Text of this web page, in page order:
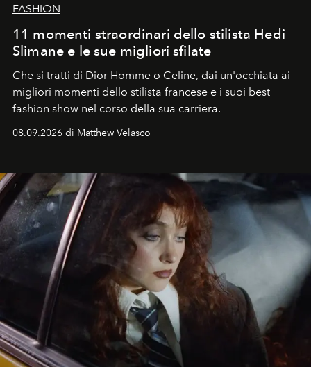
FASHION
11 momenti straordinari dello stilista Hedi
Slimane e le sue migliori sfilate
Che si tratti di Dior Homme o Celine, dai un'occhiata ai
migliori momenti dello stilista francese e i suoi best
fashion show nel corso della sua carriera.
08.09.2026 di Matthew Velasco